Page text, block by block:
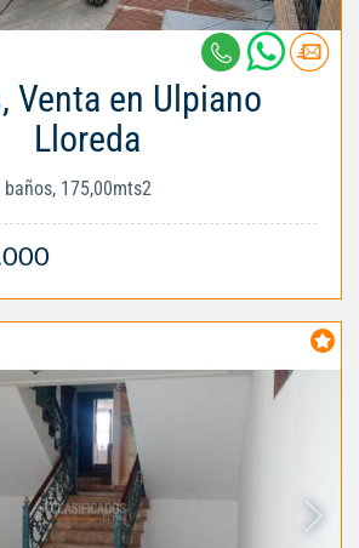
Venta en Ulpiano
Lloreda
175,00mts2